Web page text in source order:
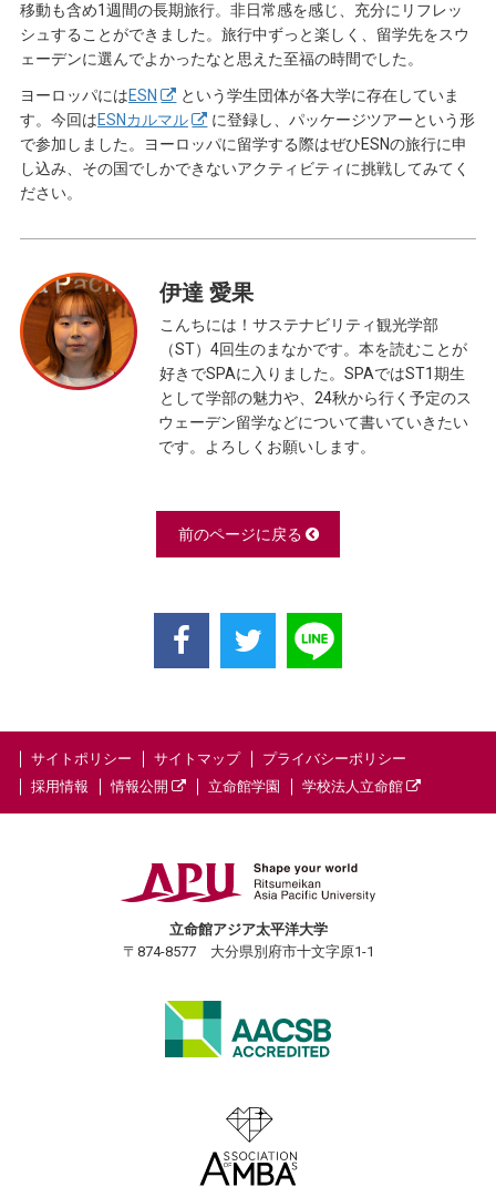
移動も含め1週間の長期旅行。非日常感を感じ、充分にリフレッ
シュすることができました。旅行中ずっと楽しく、留学先をスウ
ェーデンに選んでよかったなと思えた至福の時間でした。
ヨーロッパにはESN
という学生団体が各大学に存在していま
す。今回はESNカルマル
に登録し、パッケージツアーという形
で参加しました。ヨーロッパに留学する際はぜひESNの旅行に申
し込み、その国でしかできないアクティビティに挑戦してみてく
ださい。
伊達 愛果
こんちには！サステナビリティ観光学部
（ST）4回生のまなかです。本を読むことが
好きでSPAに入りました。SPAではST1期生
として学部の魅力や、24秋から行く予定のス
ウェーデン留学などについて書いていきたい
です。よろしくお願いします。
前のページに戻る
サイトポリシー サイトマップ
プライバシーポリシー
採用情報
情報公開 立命館学園 学校法人立命館
立命館アジア太平洋大学
〒874-8577 大分県別府市十文字原1-1